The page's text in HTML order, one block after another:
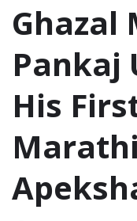
Ghazal
Pankaj
His